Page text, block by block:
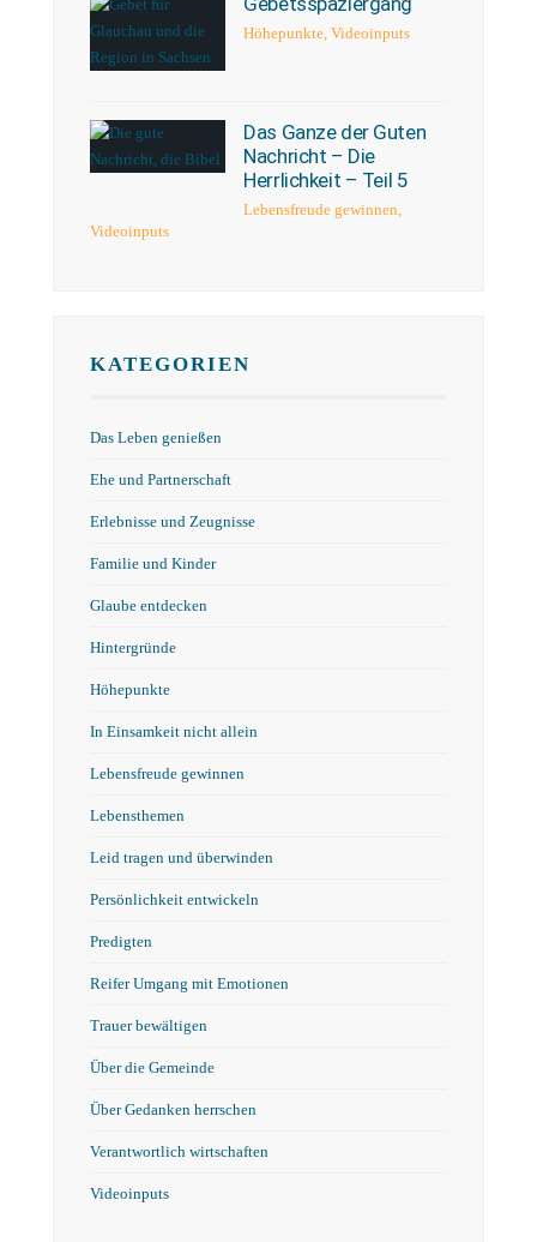
Höhepunkte,Videoinputs
Das Ganze der Guten
Nachricht – Die
Herrlichkeit – Teil 5
Lebensfreude gewinnen,
Videoinputs
KATEGORIEN
Das Leben genießen
Ehe und Partnerschaft
Erlebnisse und Zeugnisse
Familie und Kinder
Glaube entdecken
Hintergründe
Höhepunkte
In Einsamkeit nicht allein
Lebensfreude gewinnen
Lebensthemen
Leid tragen und überwinden
Persönlichkeit entwickeln
Predigten
Reifer Umgang mit Emotionen
Trauer bewältigen
Über die Gemeinde
Über Gedanken herrschen
Verantwortlich wirtschaften
Videoinputs